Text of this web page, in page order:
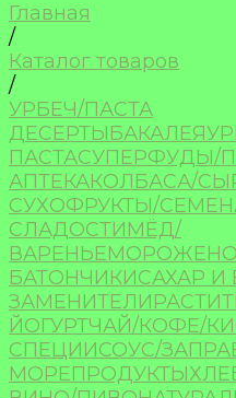
Главная
/
Каталог товаров
/
УРБЕЧ/ПАСТА
ДЕСЕРТЫБАКАЛЕЯ
ПАСТАСУПЕРФУДЫ/
АПТЕКАКОЛБАСА/
СУХОФРУКТЫ/
СЛАДОСТИМЁД/
ВАРЕНЬЕ
БАТОНЧИКИСАХАР И
ЗАМЕНИТЕЛИ
ЙОГУРТЧАЙ/КОФЕ/
СПЕЦИИСОУС/
МОРЕПРОДУКТЫ